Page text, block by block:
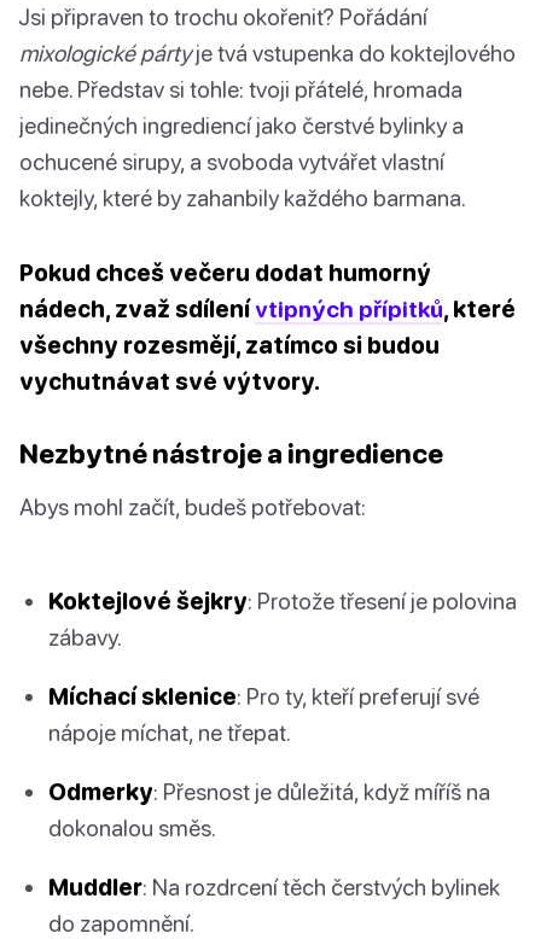
Jsi připraven to trochu okořenit? Pořádání
mixologické pártyje tvá vstupenka do koktejlového
nebe. Představ si tohle: tvoji přátelé, hromada
jedinečných ingrediencí jako čerstvé bylinky a
ochucené sirupy, a svoboda vytvářet vlastní
koktejly, které by zahanbily každého barmana.
Pokud chceš večeru dodat humorný
nádech, zvaž sdílenívtipných přípitků, které
všechny rozesmějí, zatímco si budou
vychutnávat své výtvory.
Nezbytné nástroje a ingredience
Abys mohl začít, budeš potřebovat:
Koktejlové šejkry: Protože třesení je polovina
zábavy.
Míchací sklenice: Pro ty, kteří preferují své
nápoje míchat, ne třepat.
Odmerky: Přesnost je důležitá, když míříš na
dokonalou směs.
Muddler: Na rozdrcení těch čerstvých bylinek
do zapomnění.